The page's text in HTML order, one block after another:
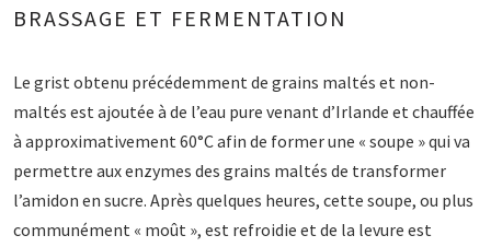
BRASSAGE ET FERMENTATION
Le grist obtenu précédemment de grains maltés et non-
maltés est ajoutée à de l’eau pure venant d’Irlande et chauffée
à approximativement 60°C afin de former une « soupe » qui va
permettre aux enzymes des grains maltés de transformer
l’amidon en sucre. Après quelques heures, cette soupe, ou plus
communément « moût », est refroidie et de la levure est